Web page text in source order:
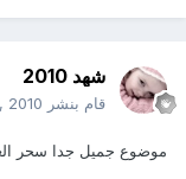
شهد 2010
قام بنشر 2010
موضوع جميل جدا سحر